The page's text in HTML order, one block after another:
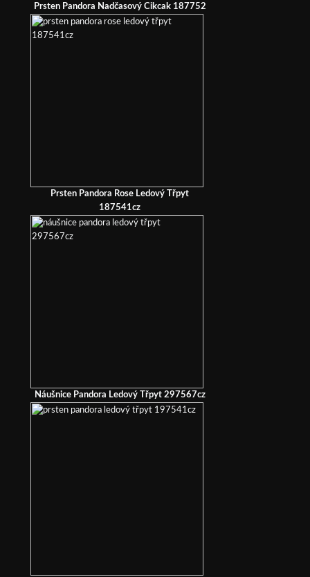
Prsten Pandora Nadčasový Cikcak 187752
Prsten Pandora Rose Ledový Třpyt
187541cz
Náušnice Pandora Ledový Třpyt 297567cz